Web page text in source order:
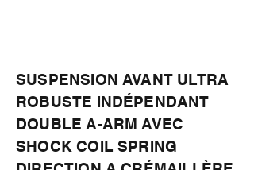
SUSPENSION AVANT ULTRA
ROBUSTE INDÉPENDANT
DOUBLE A-ARM AVEC
SHOCK COIL SPRING